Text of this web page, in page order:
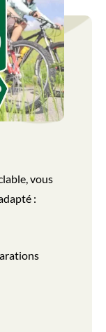
vous
: